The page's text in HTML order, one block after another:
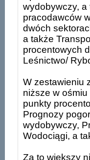
wydobywczy, a
pracodawców
dwóch
a także
procentowych
Leśnictwo/
W zestawieniu
niższe w
punkty
Prognozy
wydobywczy,
Wodociągi, a
Za to większy